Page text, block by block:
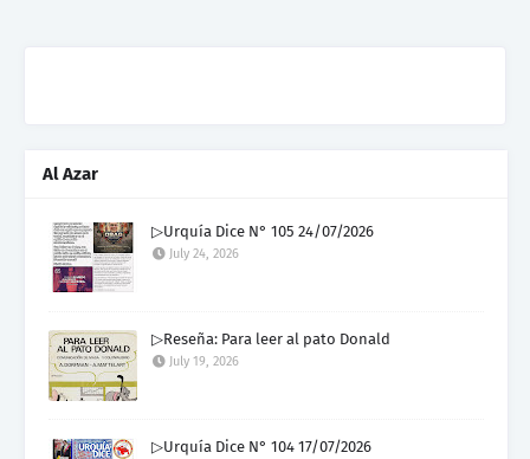
Al Azar
▷Urquía Dice N° 105 24/07/2026
July 24, 2026
▷Reseña: Para leer al pato Donald
July 19, 2026
▷Urquía Dice N° 104 17/07/2026